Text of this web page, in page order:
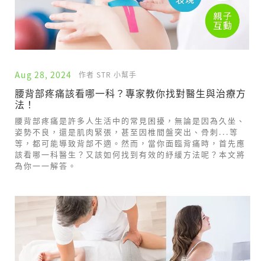
Aug 28, 2024 作者 STR 小幫手
腰背部疼痛該看哪一科？專家教你找對醫生與治療方
法！
腰背部疼痛是許多人生活中的常見困擾，無論是因為久坐、
姿勢不良，還是肌肉緊張，甚至因椎間盤突出、骨刺...等
等，都可能導致背部不適。然而，當你面臨背痛時，首先應
該看哪一科醫生？又該如何找到有效的紓緩方法呢？本文將
為你一一解答。